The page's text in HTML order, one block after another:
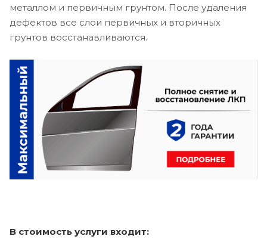
металлом и первичным грунтом. После удаления
дефектов все слои первичных и вторичных
грунтов восстанавливаются.
В стоимость услуги входит: